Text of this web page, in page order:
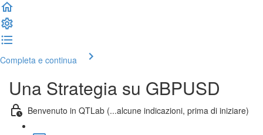
Completa e continua
Una Strategia su GBPUSD
Benvenuto in QTLab (...alcune indicazioni, prima di iniziare)